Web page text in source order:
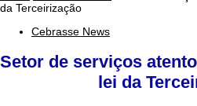
da Terceirização
Cebrasse News
Setor de serviços
lei da